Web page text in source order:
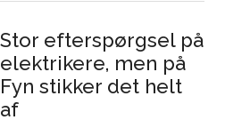
Stor efterspørgsel på
elektrikere, men på
Fyn stikker det helt
af